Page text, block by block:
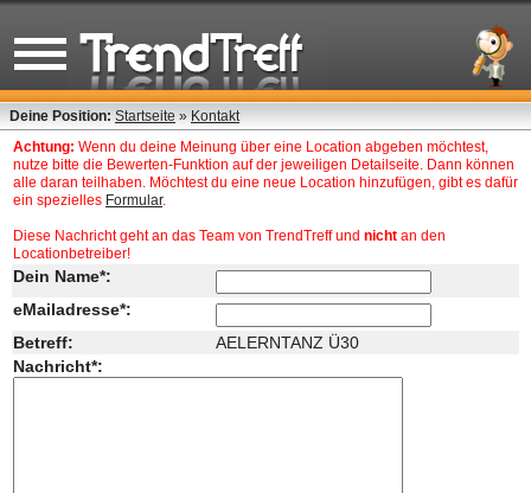
Deine Position: Startseite » Kontakt
Achtung: Wenn du deine Meinung über eine Location abgeben möchtest,
nutze bitte die Bewerten-Funktion auf der jeweiligen Detailseite. Dann können
alle daran teilhaben. Möchtest du eine neue Location hinzufügen, gibt es dafür
ein spezielles Formular.
Diese Nachricht geht an das Team von TrendTreff und nicht an den
Locationbetreiber!
Dein Name*:
eMailadresse*:
Betreff:
AELERNTANZ Ü30
Nachricht*: